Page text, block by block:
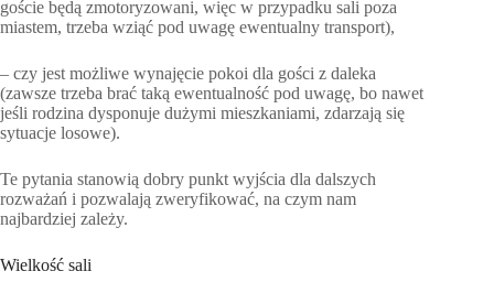
goście będą zmotoryzowani, więc w przypadku sali poza
miastem, trzeba wziąć pod uwagę ewentualny transport),
– czy jest możliwe wynajęcie pokoi dla gości z daleka
(zawsze trzeba brać taką ewentualność pod uwagę, bo nawet
jeśli rodzina dysponuje dużymi mieszkaniami, zdarzają się
sytuacje losowe).
Te pytania stanowią dobry punkt wyjścia dla dalszych
rozważań i pozwalają zweryfikować, na czym nam
najbardziej zależy.
Wielkość sali